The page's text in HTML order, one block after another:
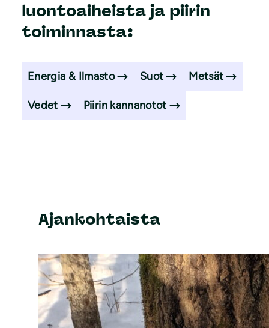
luontoaiheista ja piirin
toiminnasta:
Energia & Ilmasto Suot Metsät
Vedet Piirin kannanotot
Ajankohtaista